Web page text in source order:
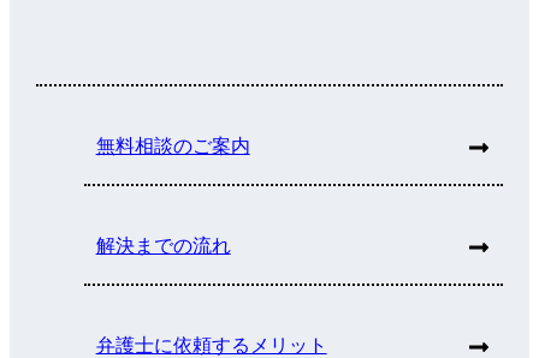
無料相談のご案内
解決までの流れ
弁護士に依頼するメリット